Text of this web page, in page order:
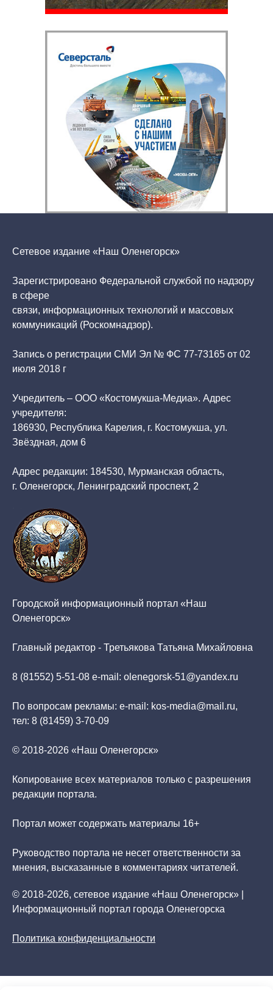
Сетевое издание «Наш Оленегорск»
Зарегистрировано Федеральной службой по надзору
в сфере
связи, информационных технологий и массовых
коммуникаций (Роскомнадзор).
Запись о регистрации СМИ Эл № ФС 77-73165 от 02
июля 2018 г
Учредитель – ООО «Костомукша-Медиа». Адрес
учредителя:
186930, Республика Карелия, г. Костомукша, ул.
Звёздная, дом 6
Адрес редакции: 184530, Мурманская область,
г. Оленегорск, Ленинградский проспект, 2
Городской информационный портал «Наш
Оленегорск»
Главный редактор - Третьякова Татьяна Михайловна
8 (81552) 5-51-08 e-mail: olenegorsk-51@yandex.ru
По вопросам рекламы: e-mail: kos-media@mail.ru,
тел: 8 (81459) 3-70-09
© 2018-2026 «Наш Оленегорск»
Копирование всех материалов только с разрешения
редакции портала.
Портал может содержать материалы 16+
Руководство портала не несет ответственности за
мнения, высказанные в комментариях читателей.
© 2018-2026, сетевое издание «Наш Оленегорск» |
Информационный портал города Оленегорска
Политика конфиденциальности